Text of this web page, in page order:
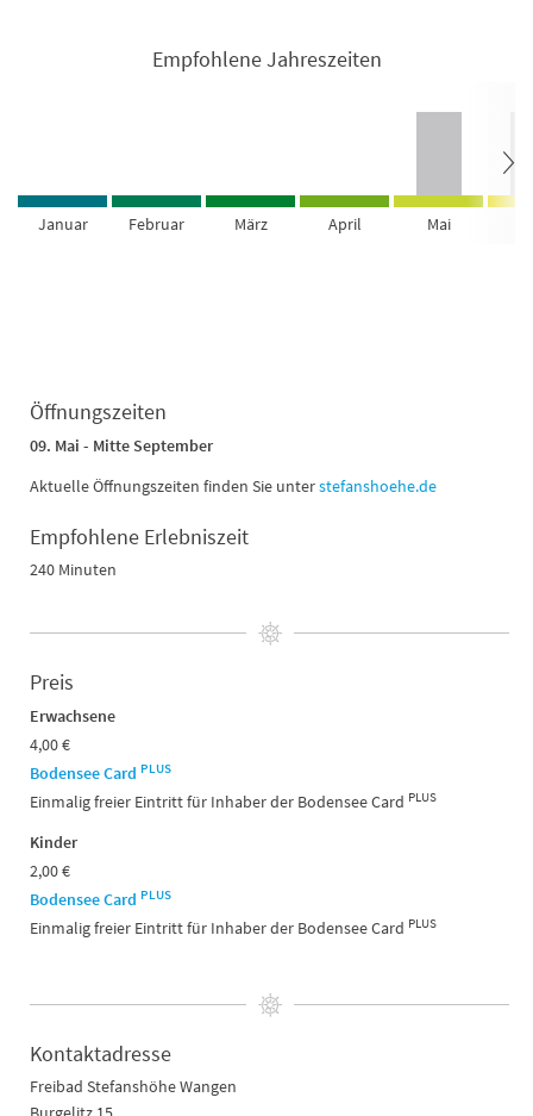
Empfohlene Jahreszeiten
Januar Februar März April Mai
Öffnungszeiten
09. Mai - Mitte September
Aktuelle Öffnungszeiten finden Sie unterstefanshoehe.de
Empfohlene Erlebniszeit
240 Minuten
Preis
Erwachsene
4,00 €
Bodensee Card PLUS
Einmalig freier Eintritt für Inhaber der Bodensee Card PLUS
Kinder
2,00 €
Bodensee Card PLUS
Einmalig freier Eintritt für Inhaber der Bodensee Card PLUS
Kontaktadresse
Freibad Stefanshöhe Wangen